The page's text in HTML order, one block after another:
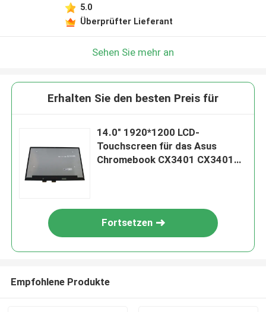
5.0
Überprüfter Lieferant
Sehen Sie mehr an
Erhalten Sie den besten Preis für
14.0" 1920*1200 LCD-
Touchscreen für das Asus
Chromebook CX3401 CX3401F
Fortsetzen
Empfohlene Produkte